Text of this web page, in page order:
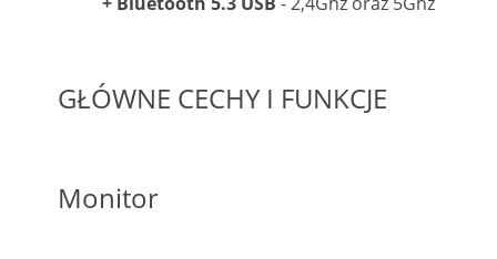
GŁÓWNE CECHY I FUNKCJE
Monitor